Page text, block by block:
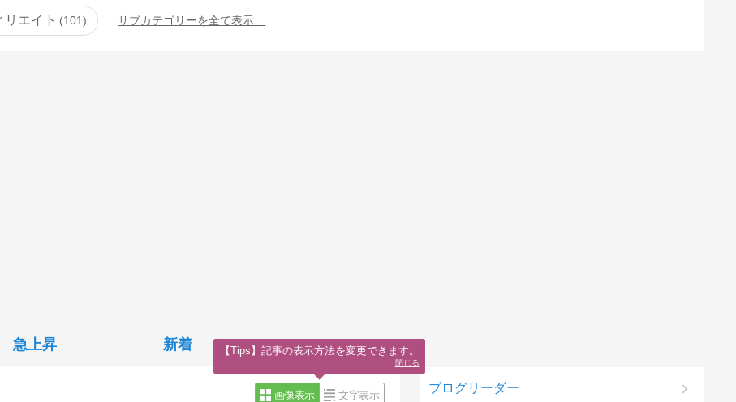
エイト 101 サブカテゴリーを全て表示…
急上昇 新着
画像表示 文字表示 ブログリーダー
【Tips】記事の表示方法を変更できます。
閉じる